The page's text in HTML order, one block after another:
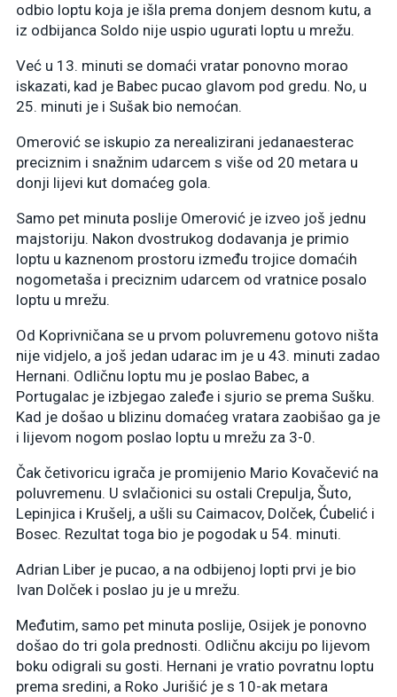
odbio loptu koja je išla prema donjem desnom kutu, a
iz odbijanca Soldo nije uspio ugurati loptu u mrežu.
Već u 13. minuti se domaći vratar ponovno morao
iskazati, kad je Babec pucao glavom pod gredu. No, u
25. minuti je i Sušak bio nemoćan.
Omerović se iskupio za nerealizirani jedanaesterac
preciznim i snažnim udarcem s više od 20 metara u
donji lijevi kut domaćeg gola.
Samo pet minuta poslije Omerović je izveo još jednu
majstoriju. Nakon dvostrukog dodavanja je primio
loptu u kaznenom prostoru između trojice domaćih
nogometaša i preciznim udarcem od vratnice posalo
loptu u mrežu.
Od Koprivničana se u prvom poluvremenu gotovo ništa
nije vidjelo, a još jedan udarac im je u 43. minuti zadao
Hernani. Odličnu loptu mu je poslao Babec, a
Portugalac je izbjegao zaleđe i sjurio se prema Sušku.
Kad je došao u blizinu domaćeg vratara zaobišao ga je
i lijevom nogom poslao loptu u mrežu za 3-0.
Čak četivoricu igrača je promijenio Mario Kovačević na
poluvremenu. U svlačionici su ostali Crepulja, Šuto,
Lepinjica i Krušelj, a ušli su Caimacov, Dolček, Ćubelić i
Bosec. Rezultat toga bio je pogodak u 54. minuti.
Adrian Liber je pucao, a na odbijenoj lopti prvi je bio
Ivan Dolček i poslao ju je u mrežu.
Međutim, samo pet minuta poslije, Osijek je ponovno
došao do tri gola prednosti. Odličnu akciju po lijevom
boku odigrali su gosti. Hernani je vratio povratnu loptu
prema sredini, a Roko Jurišić je s 10-ak metara